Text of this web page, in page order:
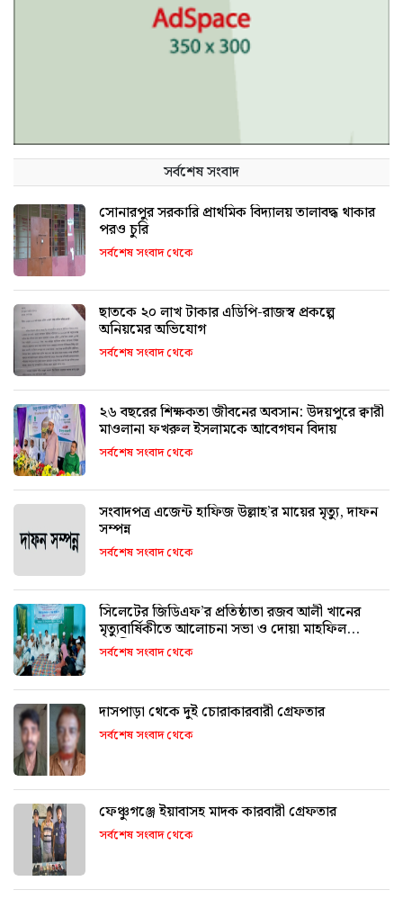
সর্বশেষ সংবাদ
সোনারপুর সরকারি প্রাথমিক বিদ্যালয় তালাবদ্ধ থাকার
পরও চুরি
সর্বশেষ সংবাদ থেকে
ছাতকে ২০ লাখ টাকার এডিপি-রাজস্ব প্রকল্পে
অনিয়মের অভিযোগ
সর্বশেষ সংবাদ থেকে
২৬ বছরের শিক্ষকতা জীবনের অবসান: উদয়পুরে ক্বারী
মাওলানা ফখরুল ইসলামকে আবেগঘন বিদায়
সর্বশেষ সংবাদ থেকে
সংবাদপত্র এজেন্ট হাফিজ উল্লাহ’র মায়ের মৃত্যু, দাফন
সম্পন্ন
সর্বশেষ সংবাদ থেকে
সিলেটের জিডিএফ’র প্রতিষ্ঠাতা রজব আলী খানের
মৃত্যুবার্ষিকীতে আলোচনা সভা ও দোয়া মাহফিল
অনুষ্ঠিত
সর্বশেষ সংবাদ থেকে
দাসপাড়া থেকে দুই চোরাকারবারী গ্রেফতার
সর্বশেষ সংবাদ থেকে
ফেঞ্চুগঞ্জে ইয়াবাসহ মাদক কারবারী গ্রেফতার
সর্বশেষ সংবাদ থেকে